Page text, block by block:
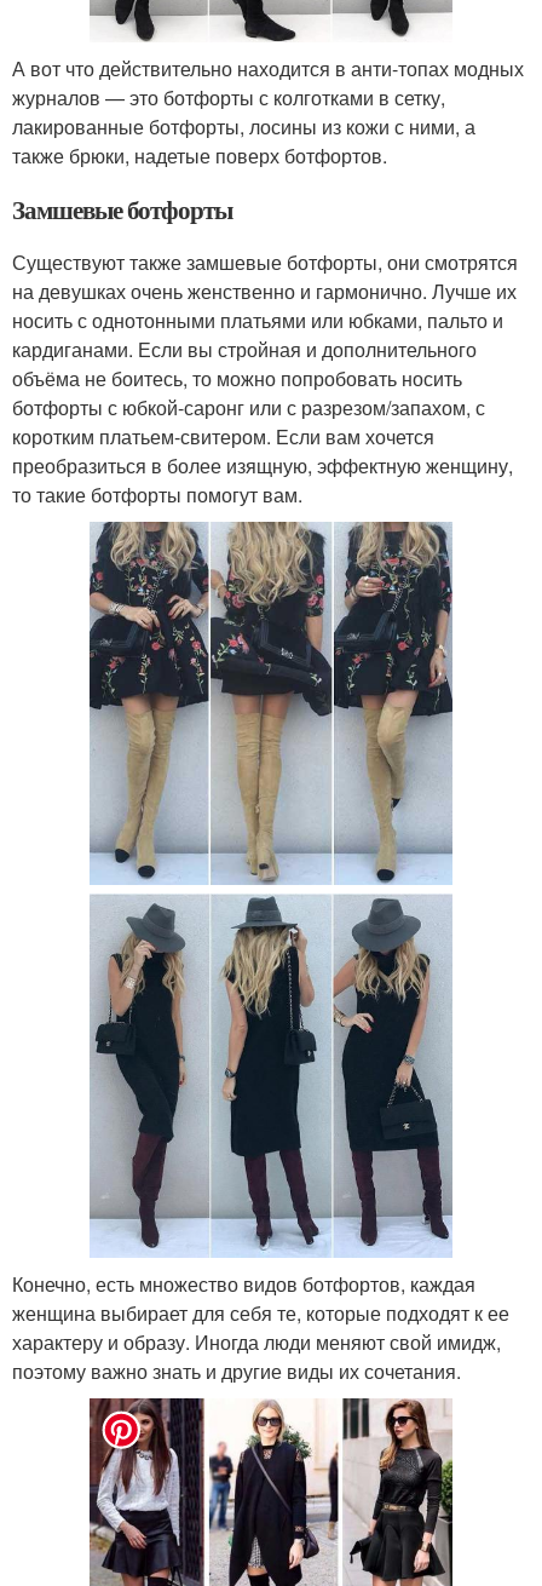
А вот что действительно находится в анти-топах модных
журналов — это ботфорты с колготками в сетку,
лакированные ботфорты, лосины из кожи с ними, а
также брюки, надетые поверх ботфортов.
Замшевые ботфорты
Существуют также замшевые ботфорты, они смотрятся
на девушках очень женственно и гармонично. Лучше их
носить с однотонными платьями или юбками, пальто и
кардиганами. Если вы стройная и дополнительного
объёма не боитесь, то можно попробовать носить
ботфорты с юбкой-саронг или с разрезом/запахом, с
коротким платьем-свитером. Если вам хочется
преобразиться в более изящную, эффектную женщину,
то такие ботфорты помогут вам.
Конечно, есть множество видов ботфортов, каждая
женщина выбирает для себя те, которые подходят к ее
характеру и образу. Иногда люди меняют свой имидж,
поэтому важно знать и другие виды их сочетания.